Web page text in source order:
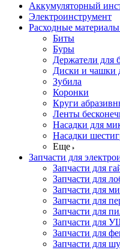
Аккумуляторный
Электроинструмент
Расходные материалы
Биты
Буры
Держатели для
Диски и
Зубила
Коронки
Круги
Ленты
Насадки для
Насадки
Еще
Запчасти для
Запчасти для
Запчасти для
Запчасти для
Запчасти для
Запчасти для
Запчасти для
Запчасти для
Запчасти для